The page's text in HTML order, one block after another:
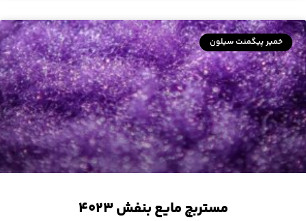
خمیر پیگمنت سیلون
مستربچ مایع بنفش ۴۰۲۳